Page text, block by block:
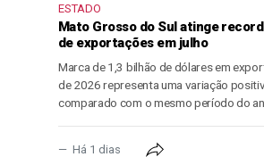
ESTADO
Mato Grosso do Sul atinge
de exportações em julho
Marca de 1,3 bilhão de dólares em
de 2026 representa uma variação
comparado com o mesmo período do
Há 1 dias